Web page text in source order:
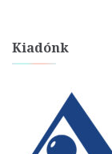
Kiadónk